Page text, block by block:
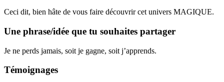
Ceci dit, bien hâte de vous faire découvrir cet univers MAGIQUE.
Une phrase/idée que tu souhaites partager
Je ne perds jamais, soit je gagne, soit j’apprends.
Témoignages